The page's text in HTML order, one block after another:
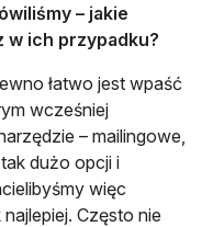
– jakie
w ich przypadku?
łatwo jest wpaść
wcześniej
– mailingowe,
dużo opcji i
więc
Często nie